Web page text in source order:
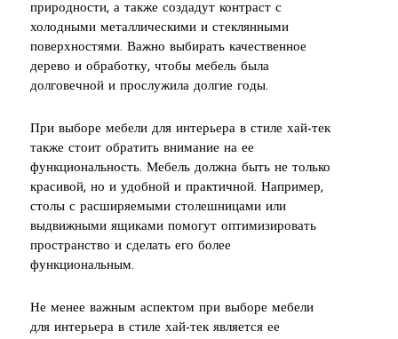
природности, а также создадут контраст с
холодными металлическими и стеклянными
поверхностями. Важно выбирать качественное
дерево и обработку, чтобы мебель была
долговечной и прослужила долгие годы.
При выборе мебели для интерьера в стиле хай-тек
также стоит обратить внимание на ее
функциональность. Мебель должна быть не только
красивой, но и удобной и практичной. Например,
столы с расширяемыми столешницами или
выдвижными ящиками помогут оптимизировать
пространство и сделать его более
функциональным.
Не менее важным аспектом при выборе мебели
для интерьера в стиле хай-тек является ее